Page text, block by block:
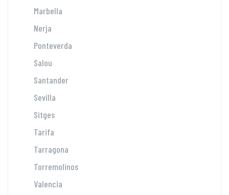
Marbella
Nerja
Ponteverda
Salou
Santander
Sevilla
Sitges
Tarifa
Tarragona
Torremolinos
Valencia